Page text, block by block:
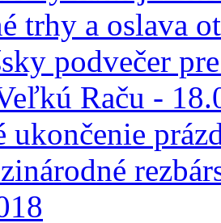
trhy a oslava
podvečer
Raču -
ukončenie